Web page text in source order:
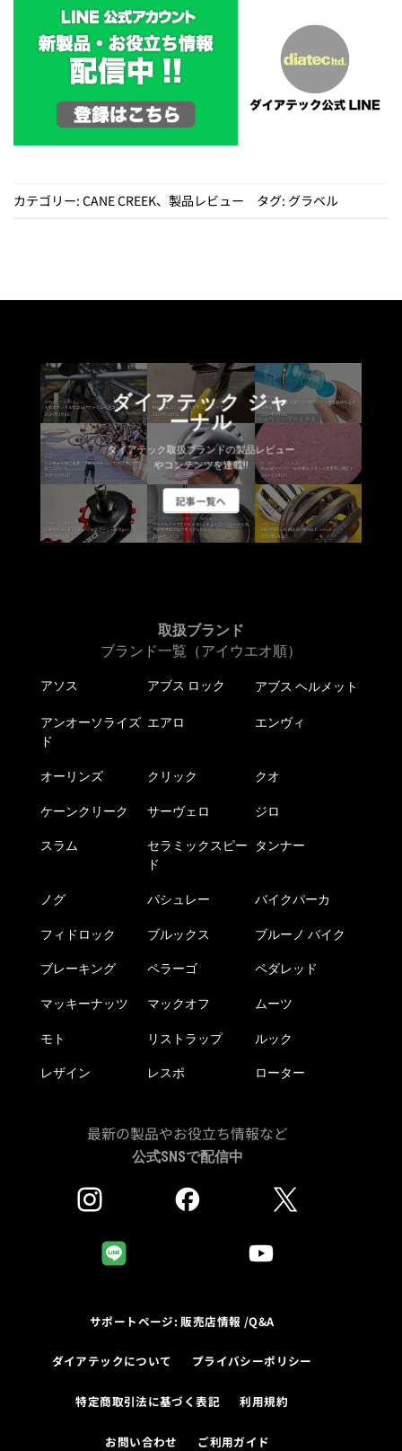
カテゴリー: CANE CREEK、 製品レビュー タグ: グラベル
ダイアテック ジャ
ーナル
ダイアテック取扱ブランドの製品レビュー
やコンテンツを連載!!
記事一覧へ
取扱ブランド
ブランド一覧（アイウエオ順）
アソス アブス ロック アブス ヘルメット
アンオーソライズ
ド
エアロ エンヴィ
オーリンズ クリック クオ
ケーンクリーク サーヴェロ ジロ
スラム
セラミックスピー
ド
タンナー
ノグ パシュレー バイクパーカ
フィドロック ブルックス ブルーノ バイク
ブレーキング ペラーゴ ペダレッド
マッキーナッツ マックオフ ムーツ
モト リストラップ ルック
レザイン レスポ ローター
最新の製品やお役立ち情報など
公式SNSで配信中
サポートページ: 販売店情報 /Q&A
ダイアテックについて プライバシーポリシー
特定商取引法に基づく表記 利用規約
お問い合わせ ご利用ガイド